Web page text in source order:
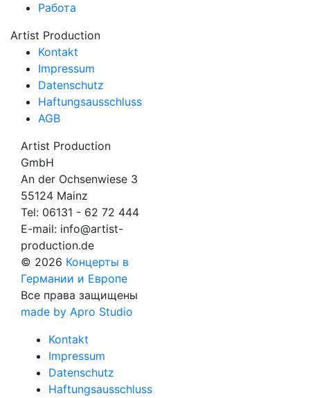
Работа
Artist Production
Kontakt
Impressum
Datenschutz
Haftungsausschluss
AGB
Artist Production
GmbH
An der Ochsenwiese 3
55124 Mainz
Tel: 06131 - 62 72 444
E-mail: info@artist-
production.de
© 2026 Концерты в
Германии и Европе
Все права защищены
made by Apro Studio
Kontakt
Impressum
Datenschutz
Haftungsausschluss